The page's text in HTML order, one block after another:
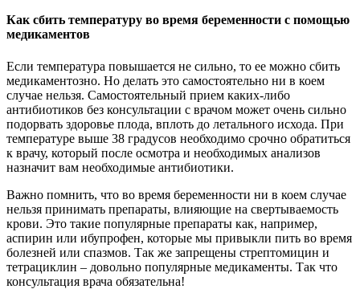
Как сбить температуру во время беременности с помощью
медикаментов
Если температура повышается не сильно, то ее можно сбить
медикаментозно. Но делать это самостоятельно ни в коем
случае нельзя. Самостоятельный прием каких-либо
антибиотиков без консультации с врачом может очень сильно
подорвать здоровье плода, вплоть до летального исхода. При
температуре выше 38 градусов необходимо срочно обратиться
к врачу, который после осмотра и необходимых анализов
назначит вам необходимые антибиотики.
Важно помнить, что во время беременности ни в коем случае
нельзя принимать препараты, влияющие на свертываемость
крови. Это такие популярные препараты как, например,
аспирин или ибупрофен, которые мы привыкли пить во время
болезней или спазмов. Так же запрещены стрептомицин и
тетрациклин – довольно популярные медикаменты. Так что
консультация врача обязательна!